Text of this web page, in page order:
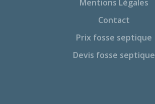
Mentions Légales
Contact
Prix fosse septique
Devis fosse septique